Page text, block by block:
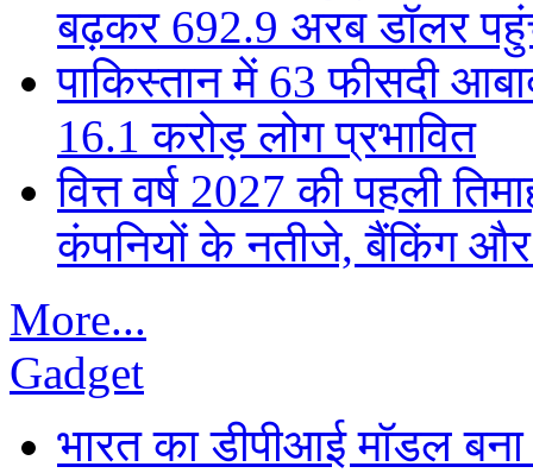
बढ़कर 692.9 अरब डॉलर
पाकिस्तान में 63 फीसदी
16.1 करोड़ लोग प्रभावित
वित्त वर्ष 2027 की पहली
कंपनियों के नतीजे, बैंकिंग
More...
Gadget
भारत का डीपीआई मॉडल